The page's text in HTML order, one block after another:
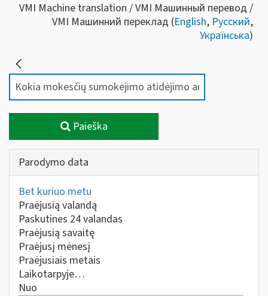
VMI Machine translation / VMI Машинный перевод /
VMI Машинний переклад (English, Русский,
Українська)
Paieška
Parodymo data
Bet kuriuo metu
Praėjusią valandą
Paskutines 24 valandas
Praėjusią savaitę
Praėjusį mėnesį
Praėjusiais metais
Laikotarpyje…
Nuo